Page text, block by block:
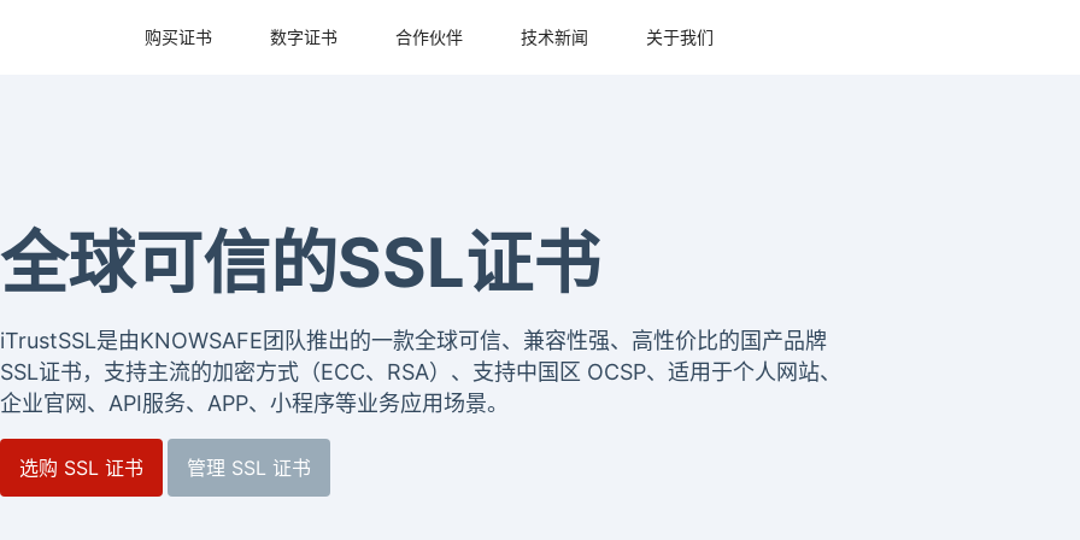
购买证书 数字证书 合作伙伴 技术新闻 关于我们
全球可信的SSL证书
iTrustSSL是由KNOWSAFE团队推出的一款全球可信、兼容性强、高性价比的国产品牌
SSL证书，支持主流的加密方式（ECC、RSA）、支持中国区 OCSP、适用于个人网站、
企业官网、API服务、APP、小程序等业务应用场景。
选购 SSL 证书 管理 SSL 证书